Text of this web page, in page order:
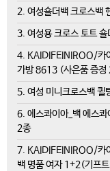
2. 여성숄더백 크로스백
3. 여성용 크로스 토트 숄
4. KAIDIFEINIROO/카
가방 8613 (사은품 증정
5. 여성 미니크로스백 퀼
6. 에스콰이아_백 에스
2종
7. KAIDIFEINIROO/카
백 명품 여자 1+2(기프